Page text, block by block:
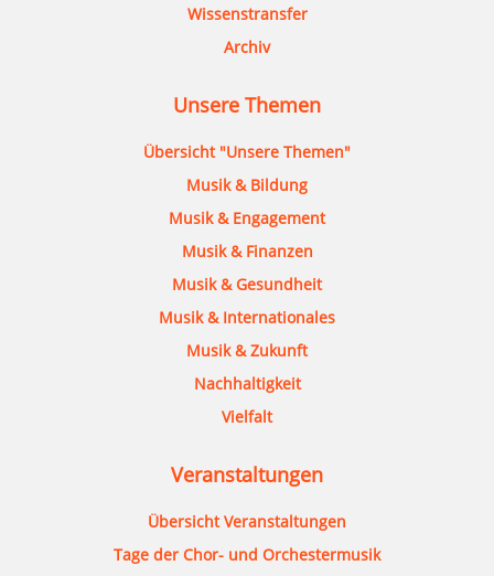
Wissenstransfer
Archiv
Unsere Themen
Übersicht "Unsere Themen"
Musik & Bildung
Musik & Engagement
Musik & Finanzen
Musik & Gesundheit
Musik & Internationales
Musik & Zukunft
Nachhaltigkeit
Vielfalt
Veranstaltungen
Übersicht Veranstaltungen
Tage der Chor- und Orchestermusik